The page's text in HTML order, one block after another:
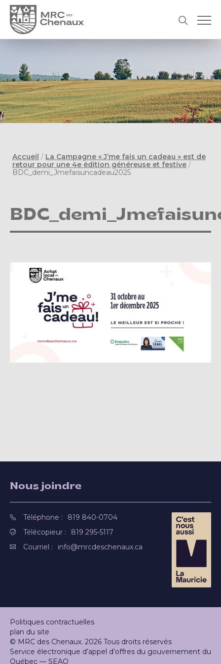
Accueil / La Campagne « J’me fais un cadeau » est de
retour pour une 4e édition généreuse et festive /
BDC_demi_Jmefaisuncadeau2025
Nous joindre
Téléphone :
819 840-0704
Télécopieur :
819 295-5117
Courriel :
info@mrcdeschenaux.ca
Politiques contractuelles
plan du site
© MRC des Chenaux. 2026 Tous droits réservés
Service électronique d’appel d’offres du gouvernement du
Québec — SEAO